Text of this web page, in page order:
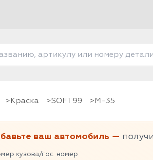
Краска SOFT99 M-35
ваш автомобиль —
кузова/гос. номер